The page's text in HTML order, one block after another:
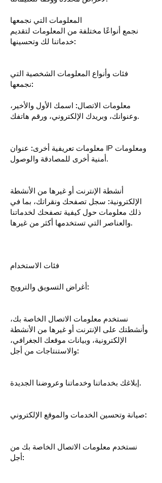
المعلومات التي نجمعها
نجمع أنواعًا مختلفة من المعلومات لتقديم
خدماتنا لك وتحسينها:
فئات وأنواع المعلومات الشخصية التي
نجمعها:
معلومات الاتصال: اسمك الأول والأخير،
وعنوانك، وبريدك الإلكتروني، ورقم هاتفك.
معلومات تعريفية أخرى: عنوان IP ومعلومات
أمنية أخرى للمصادقة والوصول.
أنشطة الإنترنت أو غيرها من الأنشطة
الإلكترونية: سجل تصفحك ونقراتك، بما في
ذلك معلومات حول كيفية تصفحك لخدماتنا
والعناصر التي تستخدمها أكثر من غيرها.
فئات الاستخدام
أغراض التسويق والترويج:
نستخدم معلومات الاتصال الخاصة بك،
وأنشطتك على الإنترنت أو غيرها من الأنشطة
الإلكترونية، وبيانات موقعك الجغرافي،
والاستنتاجات من أجل:
إبلاغك بخدماتنا وخدماتنا وعروضنا الجديدة.
صيانة وتحسين الخدمات والموقع الإلكتروني:
نستخدم معلومات الاتصال الخاصة بك من
أجل: